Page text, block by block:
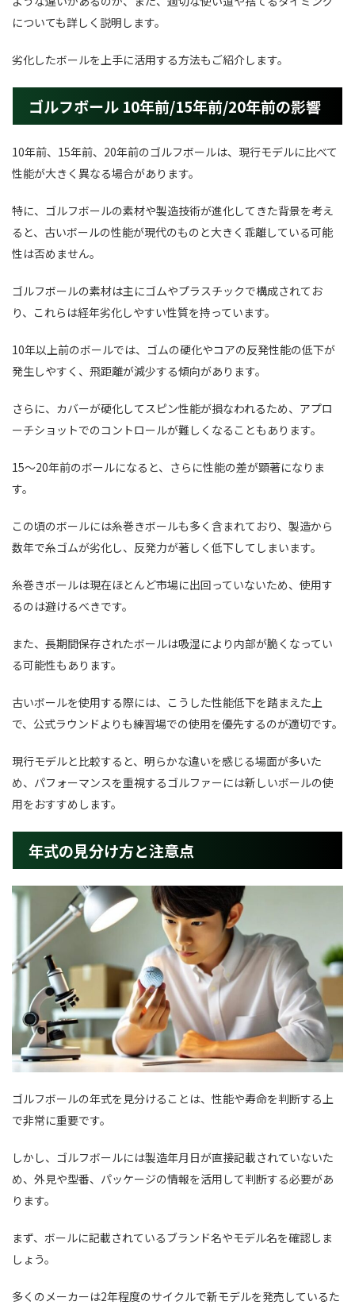
についても詳しく説明します。
劣化したボールを上手に活用する方法もご紹介します。
ゴルフボール 10年前/15年前/20年前の影響
10年前、15年前、20年前のゴルフボールは、現行モデルに比べて
性能が大きく異なる場合があります。
特に、ゴルフボールの素材や製造技術が進化してきた背景を考え
ると、古いボールの性能が現代のものと大きく乖離している可能
性は否めません。
ゴルフボールの素材は主にゴムやプラスチックで構成されてお
り、これらは経年劣化しやすい性質を持っています。
10年以上前のボールでは、ゴムの硬化やコアの反発性能の低下が
発生しやすく、飛距離が減少する傾向があります。
さらに、カバーが硬化してスピン性能が損なわれるため、アプロ
ーチショットでのコントロールが難しくなることもあります。
15～20年前のボールになると、さらに性能の差が顕著になりま
す。
この頃のボールには糸巻きボールも多く含まれており、製造から
数年で糸ゴムが劣化し、反発力が著しく低下してしまいます。
糸巻きボールは現在ほとんど市場に出回っていないため、使用す
るのは避けるべきです。
また、長期間保存されたボールは吸湿により内部が脆くなってい
る可能性もあります。
古いボールを使用する際には、こうした性能低下を踏まえた上
で、公式ラウンドよりも練習場での使用を優先するのが適切です。
現行モデルと比較すると、明らかな違いを感じる場面が多いた
め、パフォーマンスを重視するゴルファーには新しいボールの使
用をおすすめします。
年式の見分け方と注意点
ゴルフボールの年式を見分けることは、性能や寿命を判断する上
で非常に重要です。
しかし、ゴルフボールには製造年月日が直接記載されていないた
め、外見や型番、パッケージの情報を活用して判断する必要があ
ります。
まず、ボールに記載されているブランド名やモデル名を確認しま
しょう。
多くのメーカーは2年程度のサイクルで新モデルを発売しているた